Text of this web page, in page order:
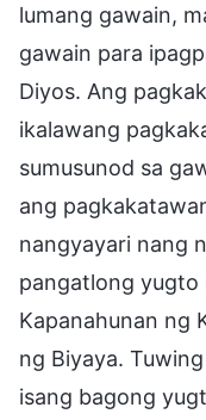
lumang gawain,
gawain para
Diyos. Ang
ikalawang
sumusunod sa
ang
nangyayari nang
pangatlong yugto
Kapanahunan ng
ng Biyaya.
isang bagong